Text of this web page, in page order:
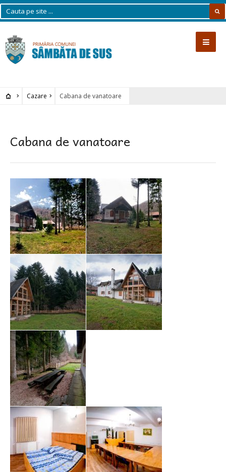
Cazare Cabana de vanatoare
Cabana de vanatoare